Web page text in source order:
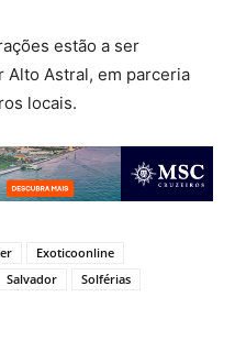
estão a ser
Alto Astral, em parceria
locais.
Exoticoonline
Salvador
Solférias